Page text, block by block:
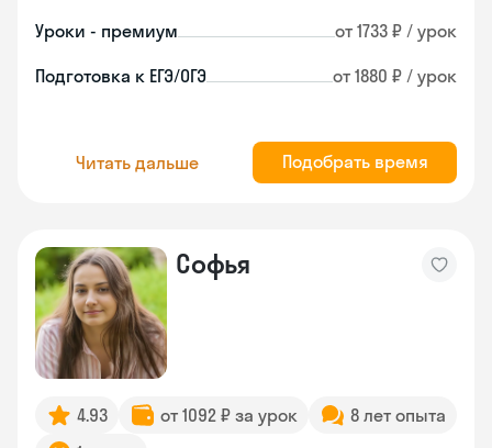
Уроки - премиум от 1733 ₽ / урок
Подготовка к ЕГЭ/ОГЭ от 1880 ₽ / урок
Читать дальше Подобрать время
Софья
4.93 от 1092 ₽ за урок
8 лет опыта